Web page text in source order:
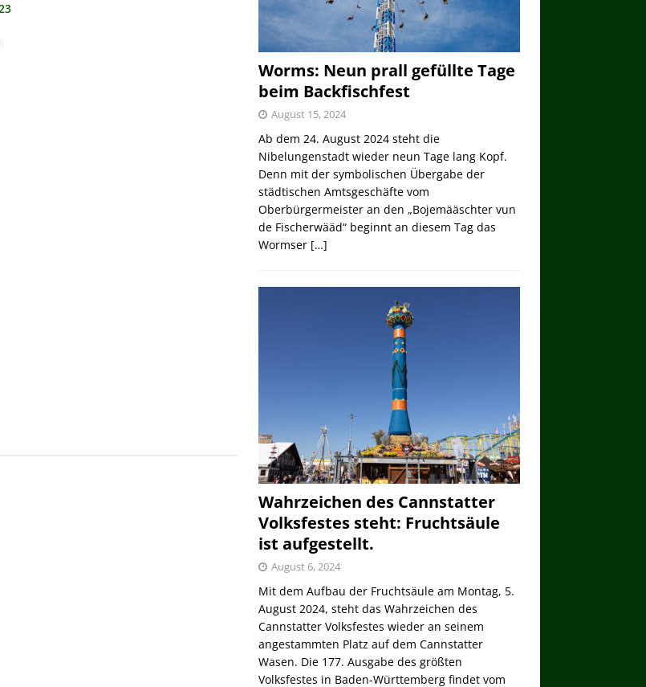
Worms: Neun prall gefüllte Tage
beim Backfischfest
August 15, 2024
Ab dem 24. August 2024 steht die
Nibelungenstadt wieder neun Tage lang Kopf.
Denn mit der symbolischen Übergabe der
städtischen Amtsgeschäfte vom
Oberbürgermeister an den „Bojemääschter vun
de Fischerwääd“ beginnt an diesem Tag das
Wormser […]
Wahrzeichen des Cannstatter
Volksfestes steht: Fruchtsäule
ist aufgestellt.
August 6, 2024
Mit dem Aufbau der Fruchtsäule am Montag, 5.
August 2024, steht das Wahrzeichen des
Cannstatter Volksfestes wieder an seinem
angestammten Platz auf dem Cannstatter
Wasen. Die 177. Ausgabe des größten
Volksfestes in Baden-Württemberg findet vom